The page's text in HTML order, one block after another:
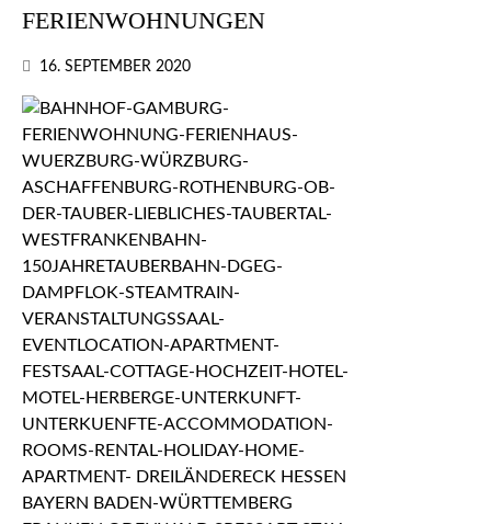
FERIENWOHNUNGEN
16. SEPTEMBER 2020